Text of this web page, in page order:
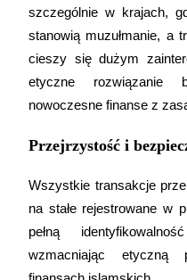
Strategie handlowe
Dowiedz się, jak
Zarabiać
szczególnie w krajach,
stanowią muzułmanie, a
cieszy się dużym
etyczne rozwiązanie
nowoczesne finanse z
Przejrzystość i
Wszystkie transakcje
na stałe rejestrowane w
pełną
wzmacniając etyczną